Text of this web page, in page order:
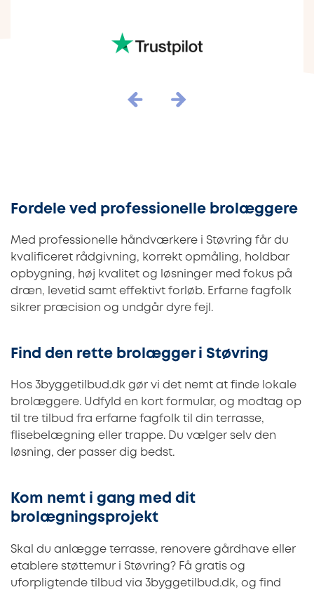
Fordele ved professionelle brolæggere
Med professionelle håndværkere i Støvring får du
kvalificeret rådgivning, korrekt opmåling, holdbar
opbygning, høj kvalitet og løsninger med fokus på
dræn, levetid samt effektivt forløb. Erfarne fagfolk
sikrer præcision og undgår dyre fejl.
Find den rette brolægger i Støvring
Hos 3byggetilbud.dk gør vi det nemt at finde lokale
brolæggere. Udfyld en kort formular, og modtag op
til tre tilbud fra erfarne fagfolk til din terrasse,
flisebelægning eller trappe. Du vælger selv den
løsning, der passer dig bedst.
Kom nemt i gang med dit
brolægningsprojekt
Skal du anlægge terrasse, renovere gårdhave eller
etablere støttemur i Støvring? Få gratis og
uforpligtende tilbud via 3byggetilbud.dk, og find